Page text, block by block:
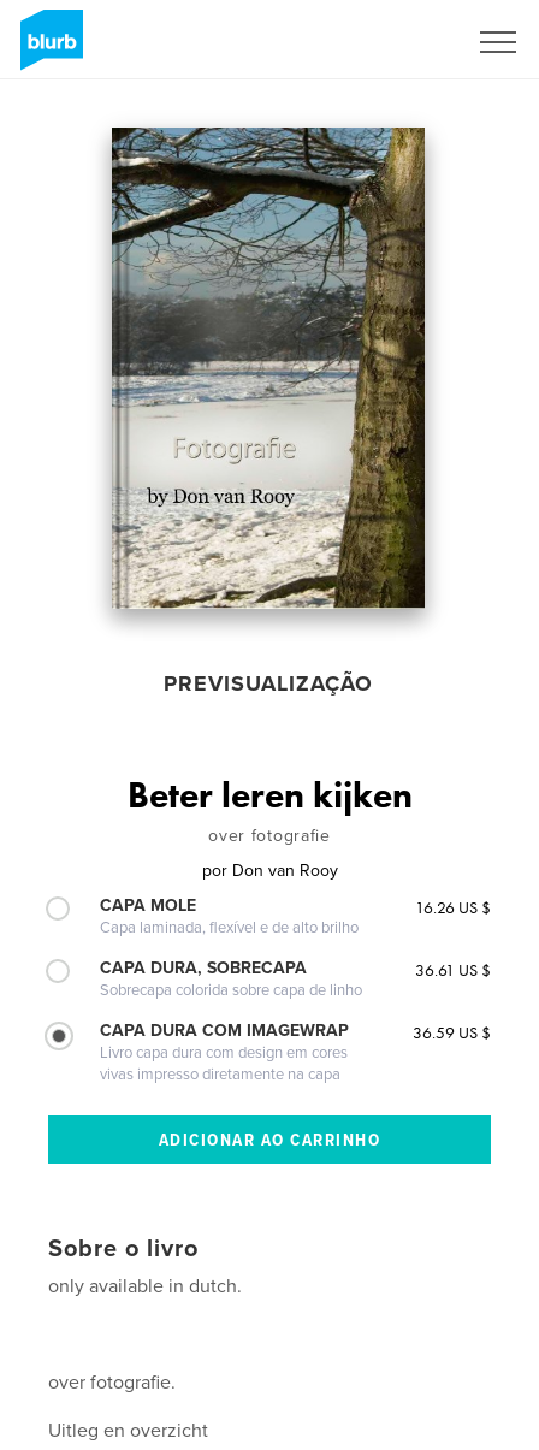
PREVISUALIZAÇÃO
Beter leren kijken
over fotografie
por Don van Rooy
CAPA MOLE
Capa laminada, flexível e de alto brilho
16.26 US $
CAPA DURA, SOBRECAPA
Sobrecapa colorida sobre capa de linho
36.61 US $
CAPA DURA COM IMAGEWRAP
Livro capa dura com design em cores
vivas impresso diretamente na capa
36.59 US $
Sobre o livro
only available in dutch.
over fotografie.
Uitleg en overzicht